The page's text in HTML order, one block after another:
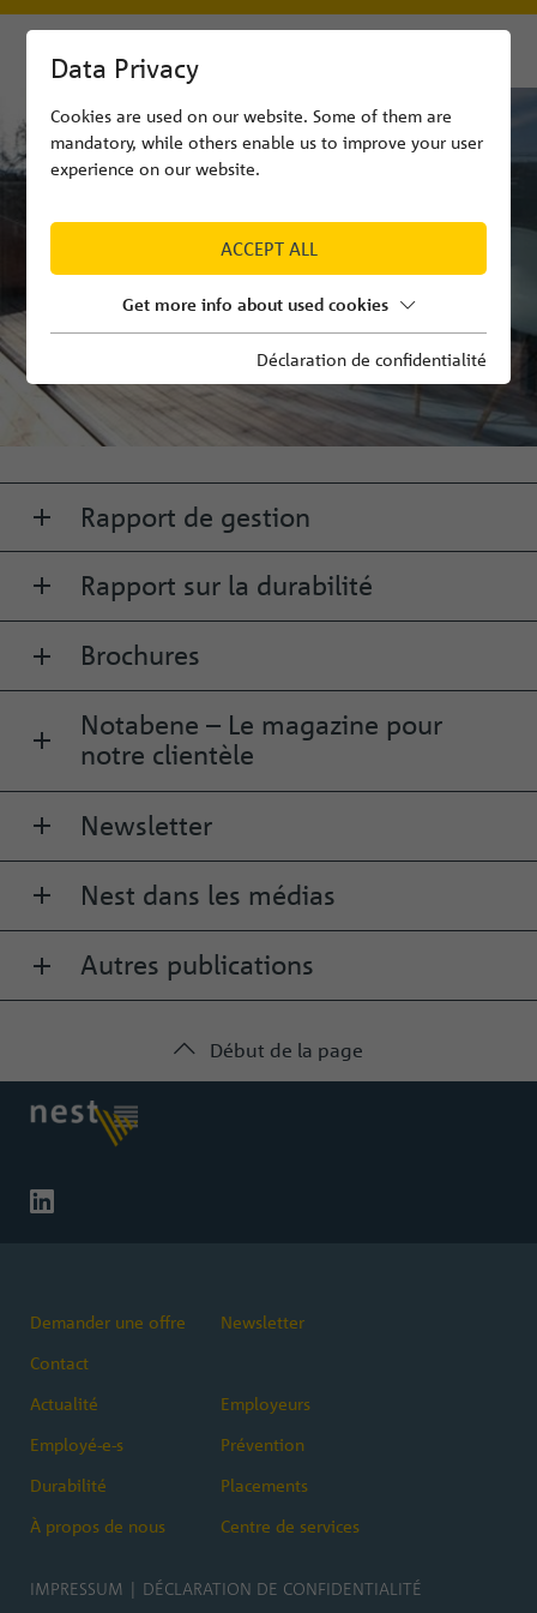
Rapport de gestion
Rapport sur la durabilité
Brochures
Notabene – Le magazine pour
notre clientèle
Newsletter
Nest dans les médias
Autres publications
Début de la page
Demander une offre
Newsletter
Contact
Actualité
Employeurs
Employé-e-s
Prévention
Durabilité
Placements
À propos de nous
Centre de services
IMPRESSUM | DÉCLARATION DE CONFIDENTIALITÉ
Data Privacy
Cookies are used on our website. Some of them are
mandatory, while others enable us to improve your user
experience on our website.
ACCEPT ALL
Get more info about used cookies
Déclaration de confidentialité